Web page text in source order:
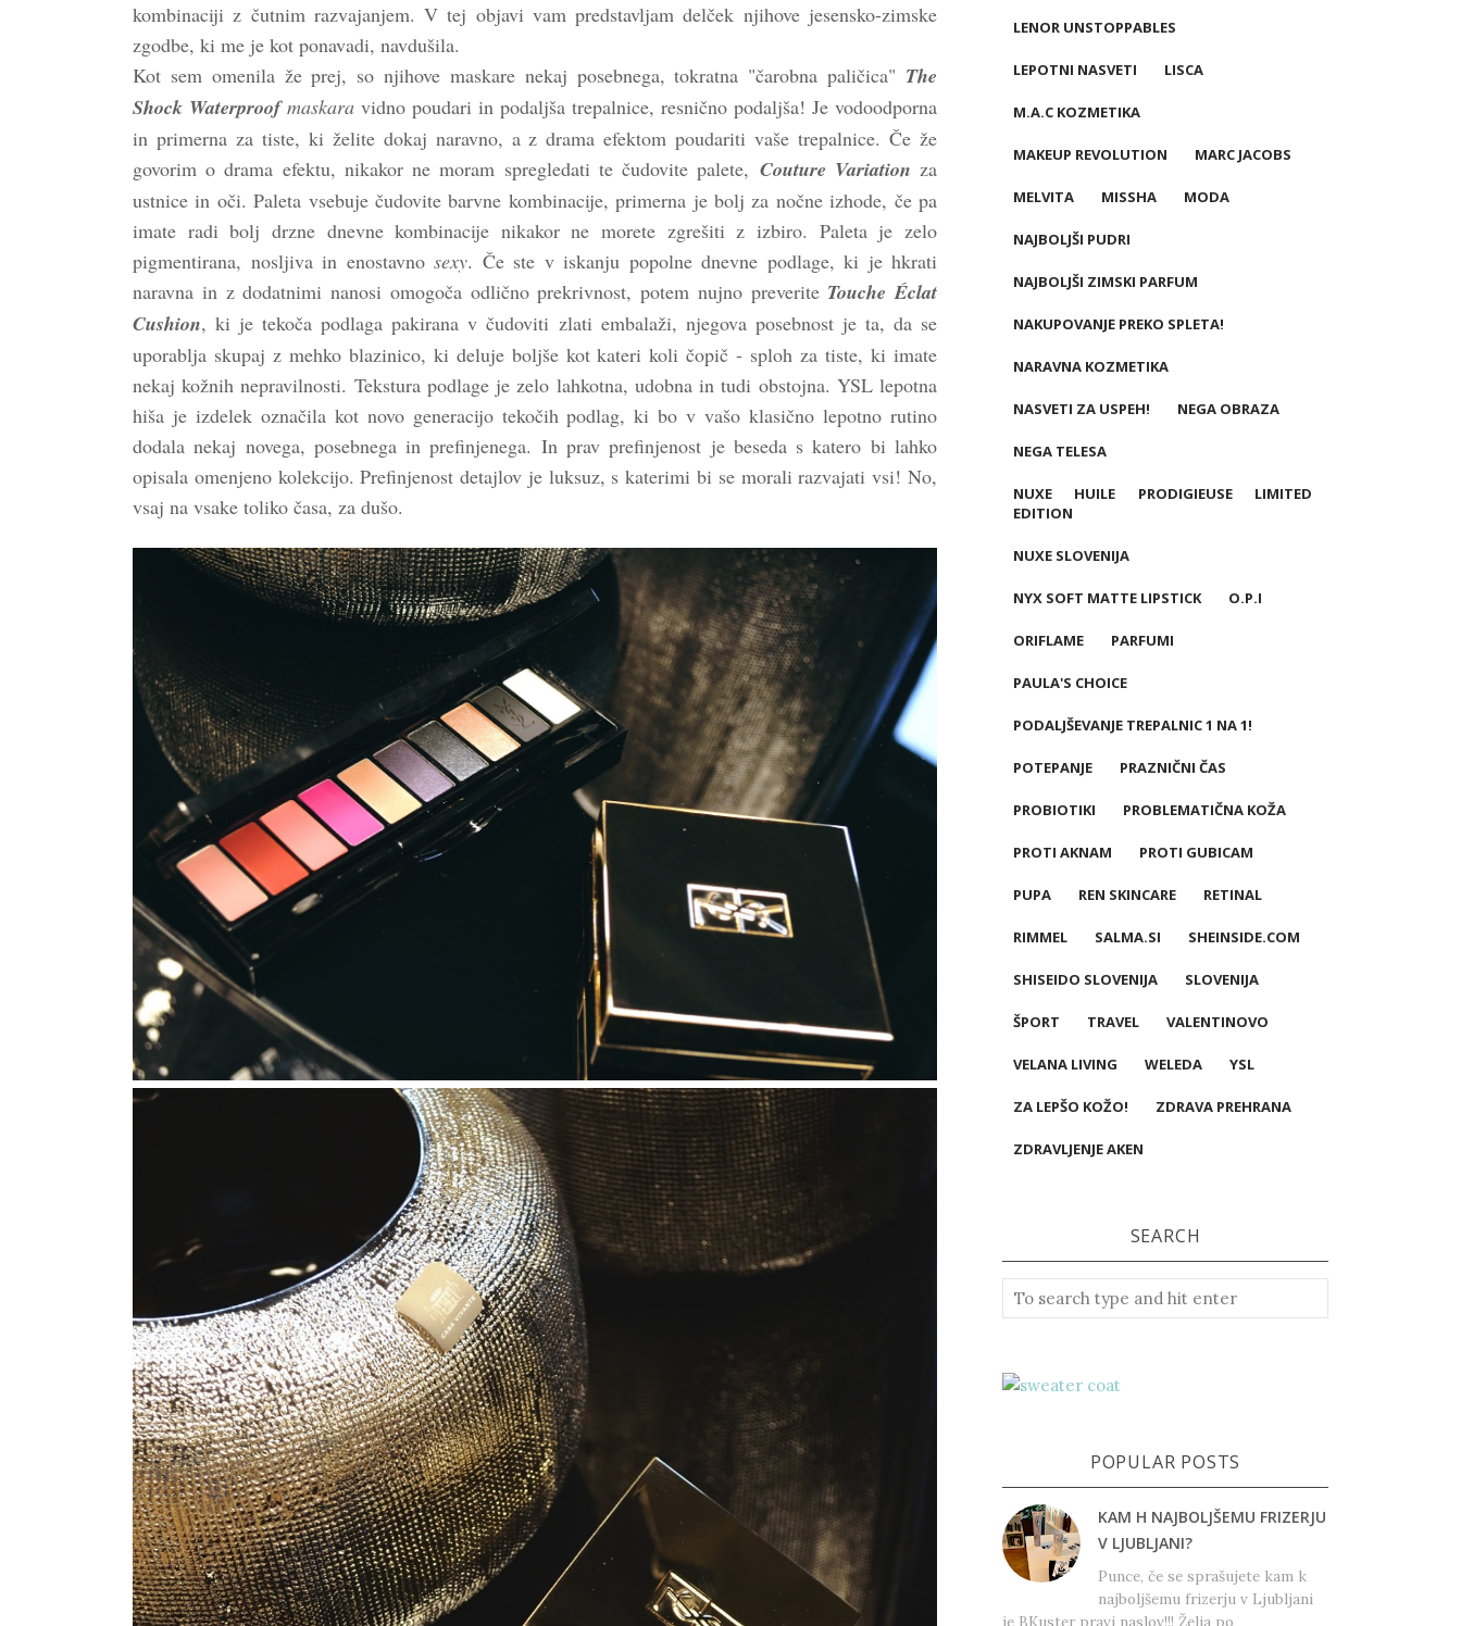
kombinaciji z čutnim razvajanjem. V tej objavi vam predstavljam delček njihove jesensko-zimske
zgodbe, ki me je kot ponavadi, navdušila.
Kot sem omenila že prej, so njihove maskare nekaj posebnega, tokratna "čarobna paličica" The
Shock Waterproofmaskara vidno poudari in podaljša trepalnice, resnično podaljša! Je vodoodporna
in primerna za tiste, ki želite dokaj naravno, a z drama efektom poudariti vaše trepalnice. Če že
govorim o drama efektu, nikakor ne moram spregledati te čudovite palete, Couture Variation za
ustnice in oči. Paleta vsebuje čudovite barvne kombinacije, primerna je bolj za nočne izhode, če pa
imate radi bolj drzne dnevne kombinacije nikakor ne morete zgrešiti z izbiro. Paleta je zelo
pigmentirana, nosljiva in enostavno sexy. Če ste v iskanju popolne dnevne podlage, ki je hkrati
naravna in z dodatnimi nanosi omogoča odlično prekrivnost, potem nujno preverite Touche Éclat
Cushion, ki je tekoča podlaga pakirana v čudoviti zlati embalaži, njegova posebnost je ta, da se
uporablja skupaj z mehko blazinico, ki deluje boljše kot kateri koli čopič - sploh za tiste, ki imate
nekaj kožnih nepravilnosti. Tekstura podlage je zelo lahkotna, udobna in tudi obstojna. YSL lepotna
hiša je izdelek označila kot novo generacijo tekočih podlag, ki bo v vašo klasično lepotno rutino
dodala nekaj novega, posebnega in prefinjenega. In prav prefinjenost je beseda s katero bi lahko
opisala omenjeno kolekcijo. Prefinjenost detajlov je luksuz, s katerimi bi se morali razvajati vsi! No,
vsaj na vsake toliko časa, za dušo.
LENOR UNSTOPPABLES
LEPOTNI NASVETI LISCA
M.A.C KOZMETIKA
MAKEUP REVOLUTION MARC JACOBS
MELVITA MISSHA MODA
NAJBOLJŠI PUDRI
NAJBOLJŠI ZIMSKI PARFUM
NAKUPOVANJE PREKO SPLETA!
NARAVNA KOZMETIKA
NASVETI ZA USPEH! NEGA OBRAZA
NEGA TELESA
NUXE HUILE PRODIGIEUSE LIMITED
EDITION
NUXE SLOVENIJA
NYX SOFT MATTE LIPSTICK O.P.I
ORIFLAME PARFUMI
PAULA'S CHOICE
PODALJŠEVANJE TREPALNIC 1 NA 1!
POTEPANJE PRAZNIČNI ČAS
PROBIOTIKI PROBLEMATIČNA KOŽA
PROTI AKNAM PROTI GUBICAM
PUPA REN SKINCARE RETINAL
RIMMEL SALMA.SI SHEINSIDE.COM
SHISEIDO SLOVENIJA SLOVENIJA
ŠPORT TRAVEL VALENTINOVO
VELANA LIVING WELEDA YSL
ZA LEPŠO KOŽO! ZDRAVA PREHRANA
ZDRAVLJENJE AKEN
SEARCH
POPULAR POSTS
KAM H NAJBOLJŠEMU FRIZERJU
V LJUBLJANI?
Punce, če se sprašujete kam k
najboljšemu frizerju v Ljubljani
je BKuster pravi naslov!!! Želja po